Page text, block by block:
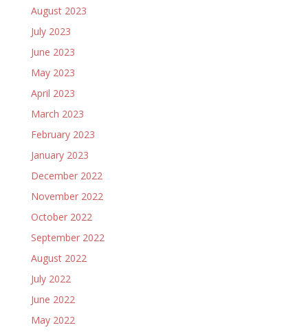
August 2023
July 2023
June 2023
May 2023
April 2023
March 2023
February 2023
January 2023
December 2022
November 2022
October 2022
September 2022
August 2022
July 2022
June 2022
May 2022